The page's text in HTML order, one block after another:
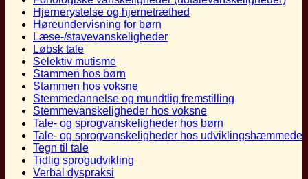
Hjernerystelse og hjernetræthed
Høreundervisning for børn
Læse-/stavevanskeligheder
Løbsk tale
Selektiv mutisme
Stammen hos børn
Stammen hos voksne
Stemmedannelse og mundtlig fremstilling
Stemmevanskeligheder hos voksne
Tale- og sprogvanskeligheder hos børn
Tale- og sprogvanskeligheder hos udviklingshæmmede
Tegn til tale
Tidlig sprogudvikling
Verbal dyspraksi